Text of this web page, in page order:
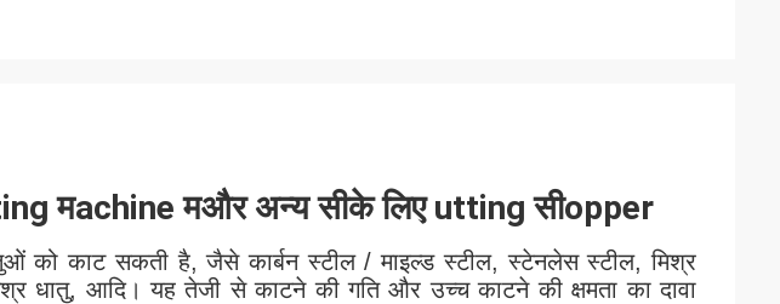
मachineमऔर अन्यसीके लिए uttingसीopper
को काट सकती है, जैसे कार्बन स्टील / माइल्ड स्टील, स्टेनलेस स्टील, मिश्र
धातु, आदि। यह तेजी से काटने की गति और उच्च काटने की क्षमता का दावा